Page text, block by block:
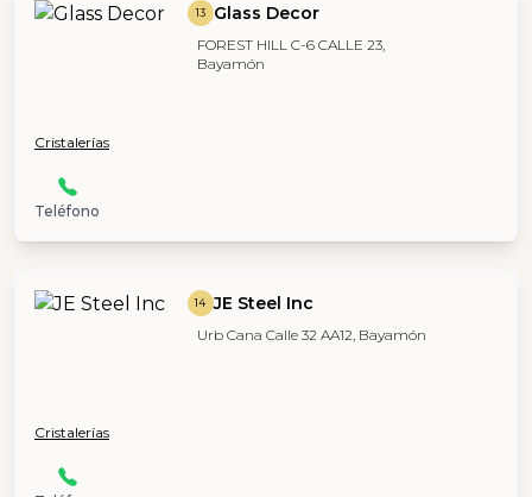
13 Glass Decor
FOREST HILL C-6 CALLE 23,
Bayamón
Cristalerías
Teléfono
14 JE Steel Inc
Urb Cana Calle 32 AA12, Bayamón
Cristalerías